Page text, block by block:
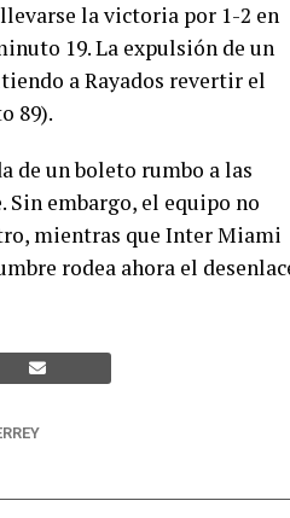
la victoria por 1-2 en
19. La expulsión de un
a Rayados revertir el
89).
de un boleto rumbo a las
embargo, el equipo no
mientras que Inter Miami
rodea ahora el